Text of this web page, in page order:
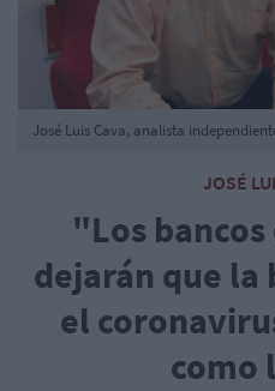
JOSÉ
"Los
dejarán que la
el
como
José Luis Cava, analista